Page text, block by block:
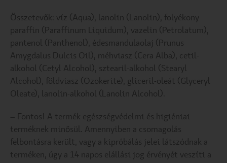
Összetevők: víz (Aqua), lanolin (Lanolin), folyékony
paraffin (Paraffinum Liquidum), vazelin (Petrolatum),
pantenol (Panthenol), édesmandulaolaj (Prunus
Amygdalus Dulcis Oil), méhviasz (Cera Alba), cetil-
alkohol (Cetyl Alcohol), sztearil-alkohol (Stearyl
Alcohol), földviasz (Ozokerite), gliceril-oleát (Glyceryl
Oleate), lanolin-alkohol (Lanolin Alcohol).
– Fontos! A termék egészségvédelmi és higiéniai
terméknek minősül. Amennyiben a csomagolás
felbontásra került, vagy a kipróbálás jelei látszódnak a
terméken, úgy a 14 napos elállási jog érvényét veszíti a